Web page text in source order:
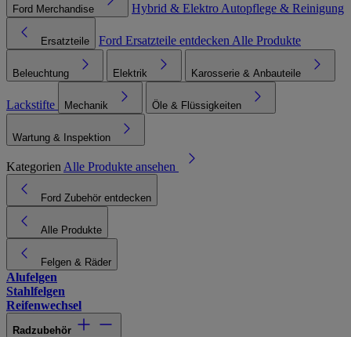
Ford Merchandise Hybrid & Elektro Autopflege & Reinigung
Ersatzteile Ford Ersatzteile entdecken Alle Produkte
Beleuchtung Elektrik Karosserie & Anbauteile
Lackstifte Mechanik Öle & Flüssigkeiten
Wartung & Inspektion
Kategorien Alle Produkte ansehen
Ford Zubehör entdecken
Alle Produkte
Felgen & Räder
Alufelgen
Stahlfelgen
Reifenwechsel
Radzubehör